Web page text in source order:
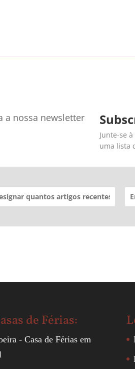
Junte-se
uma lista
de Férias:
- Casa de Férias em